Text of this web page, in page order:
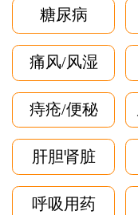
糖尿病
痛风/风湿
痔疮/便秘
肝胆肾脏
呼吸用药